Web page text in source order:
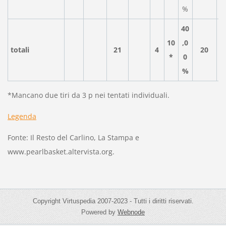
%
totali 21 4
10
*
40
,0
0
%
20
*Mancano due tiri da 3 p nei tentati individuali.
Legenda
Fonte: Il Resto del Carlino, La Stampa e
www.pearlbasket.altervista.org.
Copyright Virtuspedia 2007-2023 - Tutti i diritti riservati.
Powered byWebnode